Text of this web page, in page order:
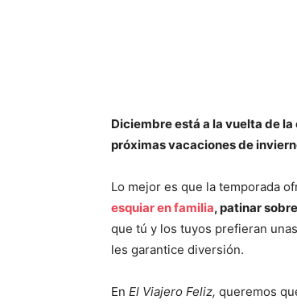
Diciembre está a la vuelta de
próximas vacaciones de
Lo mejor es que la temporada
esquiar en familia, patinar
que tú y los tuyos prefieran
les garantice diversión.
En El Viajero Feliz, queremos